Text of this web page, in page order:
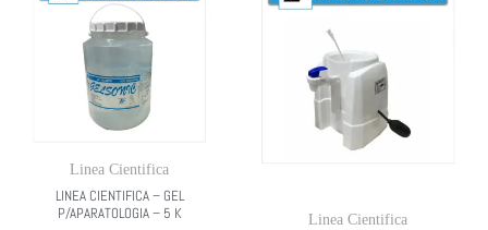
Linea Cientifica
LINEA CIENTIFICA – GEL
P/APARATOLOGIA – 5 K
Linea Cientifica